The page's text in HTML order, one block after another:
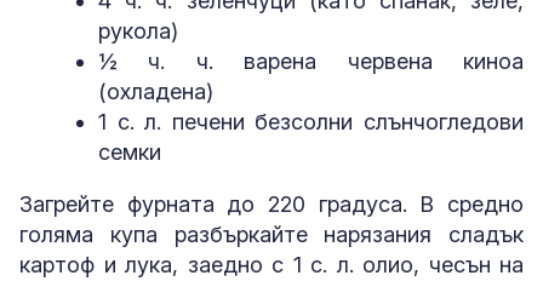
рукола)
½ ч. ч. варена червена киноа
(охладена)
1 с. л. печени безсолни слънчогледови
семки
Загрейте фурната до 220 градуса. В средно
голяма купа разбъркайте нарязания сладък
картоф и лука, заедно с 1 с. л. олио, чесън на